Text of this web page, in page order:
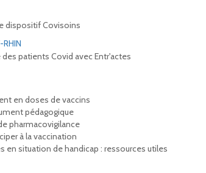
dispositif Covisoins
patients Covid avec Entr'actes
en doses de vaccins
pédagogique
pharmacovigilance
à la vaccination
en situation de handicap : ressources utiles